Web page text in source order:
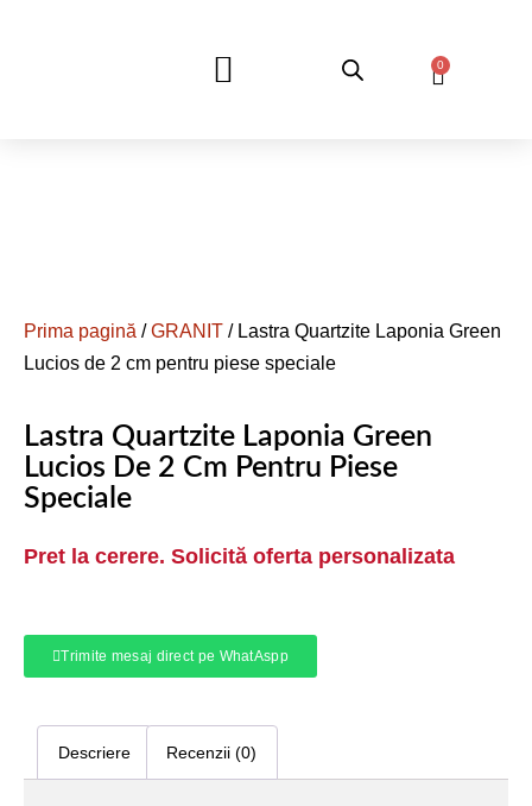
0
Prima pagină /GRANIT / Lastra Quartzite Laponia Green
Lucios de 2 cm pentru piese speciale
Lastra Quartzite Laponia Green
Lucios De 2 Cm Pentru Piese
Speciale
Pret la cerere. Solicită oferta personalizata
Trimite mesaj direct pe WhatAspp
Descriere Recenzii (0)